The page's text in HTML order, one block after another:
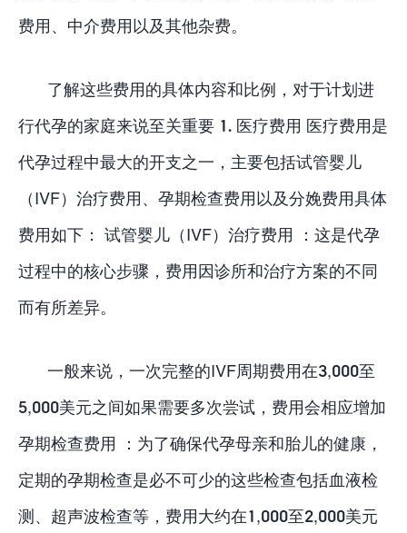
费用、中介费用以及其他杂费。
了解这些费用的具体内容和比例，对于计划进
行代孕的家庭来说至关重要 1. 医疗费用 医疗费用是
代孕过程中最大的开支之一，主要包括试管婴儿
（IVF）治疗费用、孕期检查费用以及分娩费用具体
费用如下： 试管婴儿（IVF）治疗费用 ：这是代孕
过程中的核心步骤，费用因诊所和治疗方案的不同
而有所差异。
一般来说，一次完整的IVF周期费用在3,000至
5,000美元之间如果需要多次尝试，费用会相应增加
孕期检查费用 ：为了确保代孕母亲和胎儿的健康，
定期的孕期检查是必不可少的这些检查包括血液检
测、超声波检查等，费用大约在1,000至2,000美元